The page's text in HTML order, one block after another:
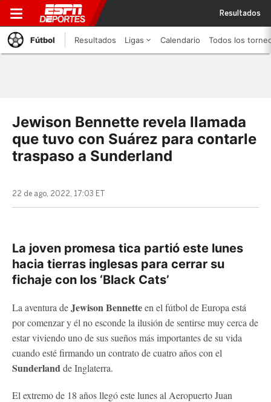
Resultados
Fútbol Resultados Ligas Calendario Todos los
Jewison Bennette revela llamada
que tuvo con Suárez para contarle
traspaso a Sunderland
22 de ago, 2022, 17:03 ET
La joven promesa tica partió este lunes
hacia tierras inglesas para cerrar su
fichaje con los ‘Black Cats’
La aventura deJewison Bennetteen el fútbol de Europa está
por comenzar y él no esconde la ilusión de sentirse muy cerca de
estar viviendo uno de sus sueños más importantes de su vida
cuando esté firmando un contrato de cuatro años con el
Sunderlandde Inglaterra.
El extremo de 18 años llegó este lunes al Aeropuerto Juan